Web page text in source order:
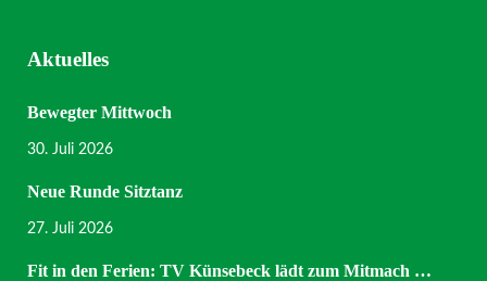
Aktuelles
Bewegter Mittwoch
30. Juli 2026
Neue Runde Sitztanz
27. Juli 2026
Fit in den Ferien: TV Künsebeck lädt zum Mitmach …